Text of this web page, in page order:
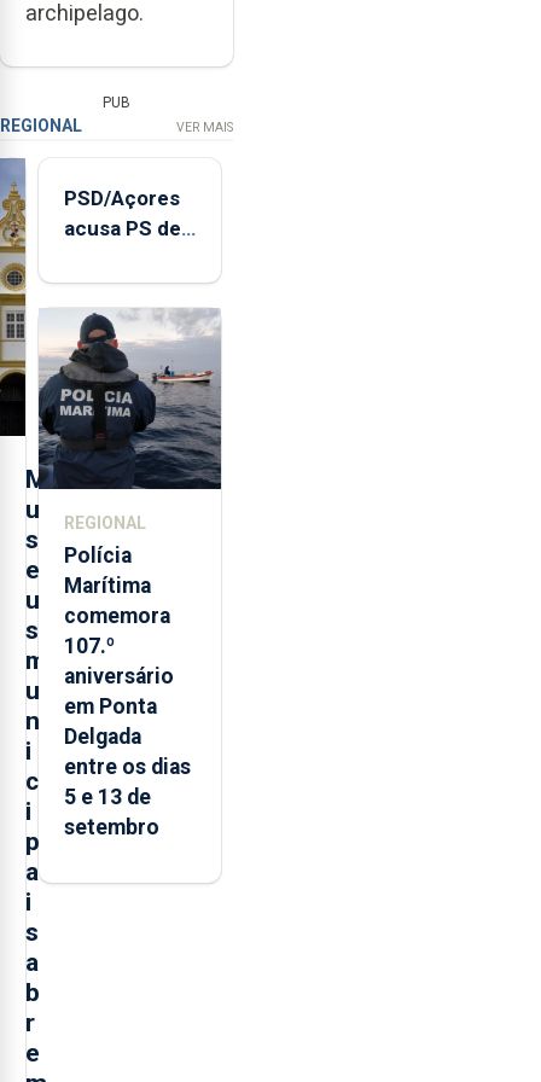
archipelago.
PUB
REGIONAL VER MAIS
M
u
s
e
u
s
m
u
n
i
c
i
p
a
i
s
a
b
r
e
PSD/Açores
acusa PS de
contraditória"
sobre
evolução
turística
REGIONAL
Polícia
Marítima
comemora
107.º
aniversário
em Ponta
Delgada
entre os dias
5 e 13 de
setembro